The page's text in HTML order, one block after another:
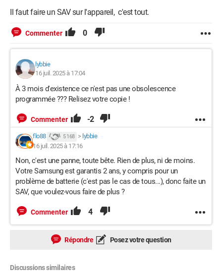
Il faut faire un SAV sur l'appareil, c'est tout.
Commenter 0
lybbie
16 juil. 2025 à 17:04
À 3 mois d'existence ce n'est pas une obsolescence
programmée ??? Relisez votre copie !
Commenter -2
flo88 5 168 > lybbie
16 juil. 2025 à 17:16
Non, c'est une panne, toute bête. Rien de plus, ni de moins.
Votre Samsung est garantis 2 ans, y compris pour un
problème de batterie (c'est pas le cas de tous...), donc faite un
SAV, que voulez-vous faire de plus ?
Commenter 4
Répondre Posez votre question
Discussions similaires